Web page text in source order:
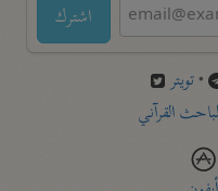
اشترك
•تويتر
القرآني